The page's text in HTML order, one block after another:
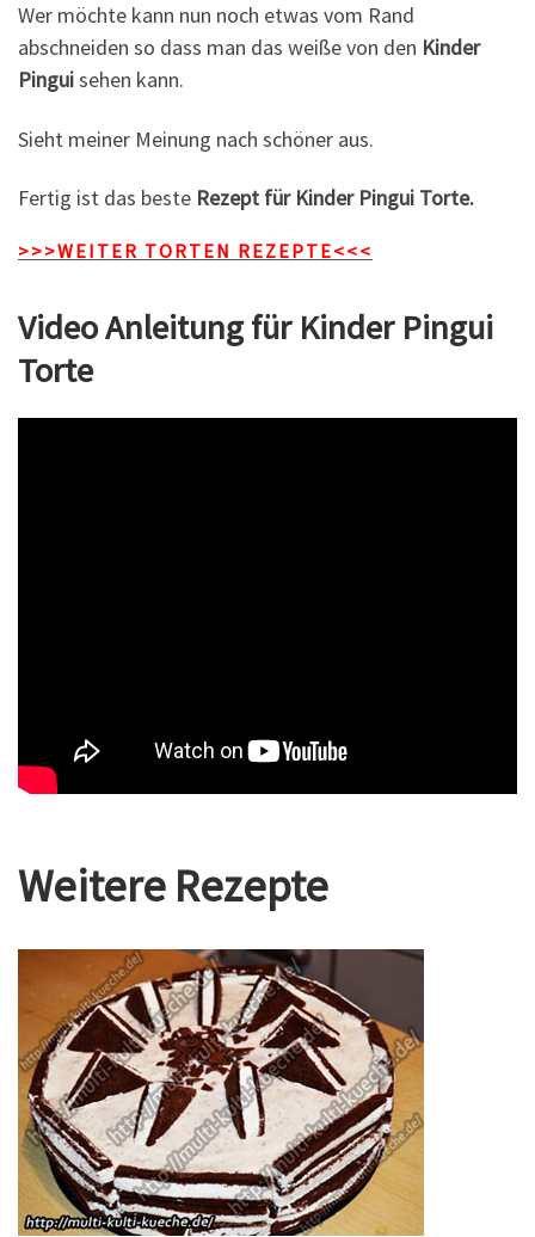
Wer möchte kann nun noch etwas vom Rand
abschneiden so dass man das weiße von den Kinder
Pinguisehen kann.
Sieht meiner Meinung nach schöner aus.
Fertig ist das beste Rezept für Kinder Pingui Torte.
>>>WEITER TORTEN REZEPTE<<<
Video Anleitung für Kinder Pingui
Torte
Weitere Rezepte